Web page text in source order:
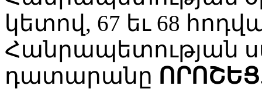
կետով, 67 եւ 68
Հանրապետության
դատարանը ՈՐՈՇԵՑ